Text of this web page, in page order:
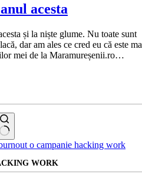
acesta
și la niște glume. Nu toate sunt
dar am ales ce cred eu că este
mei de la Maramureșenii.ro…
WORK